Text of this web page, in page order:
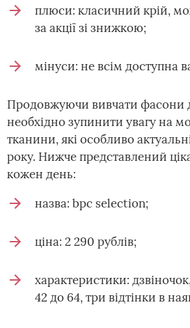
плюси: класичний крій,
за акції зі знижкою;
мінуси: не всім доступна
Продовжуючи вивчати фасони
необхідно зупинити увагу на
тканини, які особливо
року. Нижче представлений
кожен день:
назва: bpc selection;
ціна: 2 290 рублів;
характеристики:
42 до 64, три відтінки в